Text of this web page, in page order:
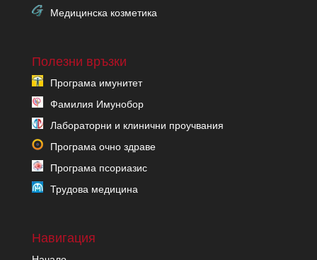
Медицинска козметика
Полезни връзки
Програма имунитет
Фамилия Имунобор
Лабораторни и клинични проучвания
Програма очно здраве
Програма псориазис
Трудова медицина
Навигация